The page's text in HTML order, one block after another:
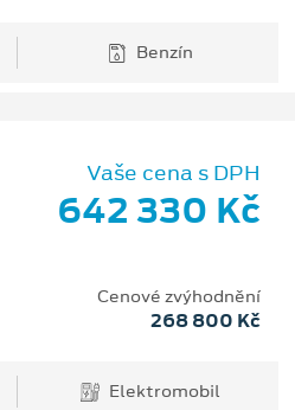
Benzín
Vaše cena s DPH
642 330 Kč
Cenové zvýhodnění
268 800 Kč
Elektromobil